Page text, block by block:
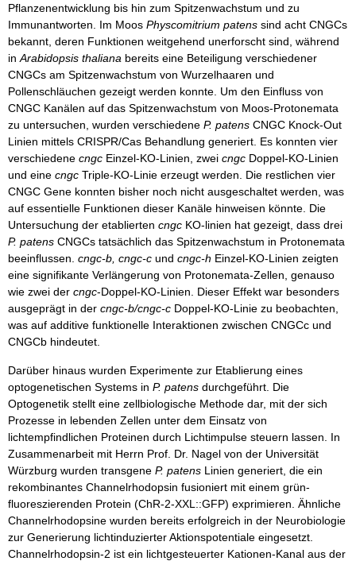
Pflanzenentwicklung bis hin zum Spitzenwachstum und zu
Immunantworten. Im Moos Physcomitrium patens sind acht CNGCs
bekannt, deren Funktionen weitgehend unerforscht sind, während
in Arabidopsis thaliana bereits eine Beteiligung verschiedener
CNGCs am Spitzenwachstum von Wurzelhaaren und
Pollenschläuchen gezeigt werden konnte. Um den Einfluss von
CNGC Kanälen auf das Spitzenwachstum von Moos-Protonemata
zu untersuchen, wurden verschiedene P. patens CNGC Knock-Out
Linien mittels CRISPR/Cas Behandlung generiert. Es konnten vier
verschiedene cngc Einzel-KO-Linien, zwei cngc Doppel-KO-Linien
und eine cngc Triple-KO-Linie erzeugt werden. Die restlichen vier
CNGC Gene konnten bisher noch nicht ausgeschaltet werden, was
auf essentielle Funktionen dieser Kanäle hinweisen könnte. Die
Untersuchung der etablierten cngc KO-linien hat gezeigt, dass drei
P. patens CNGCs tatsächlich das Spitzenwachstum in Protonemata
beeinflussen. cngc-b, cngc-c und cngc-h Einzel-KO-Linien zeigten
eine signifikante Verlängerung von Protonemata-Zellen, genauso
wie zwei der cngc-Doppel-KO-Linien. Dieser Effekt war besonders
ausgeprägt in der cngc-b/cngc-c Doppel-KO-Linie zu beobachten,
was auf additive funktionelle Interaktionen zwischen CNGCc und
CNGCb hindeutet.
Darüber hinaus wurden Experimente zur Etablierung eines
optogenetischen Systems in P. patens durchgeführt. Die
Optogenetik stellt eine zellbiologische Methode dar, mit der sich
Prozesse in lebenden Zellen unter dem Einsatz von
lichtempfindlichen Proteinen durch Lichtimpulse steuern lassen. In
Zusammenarbeit mit Herrn Prof. Dr. Nagel von der Universität
Würzburg wurden transgene P. patens Linien generiert, die ein
rekombinantes Channelrhodopsin fusioniert mit einem grün-
fluoreszierenden Protein (ChR-2-XXL::GFP) exprimieren. Ähnliche
Channelrhodopsine wurden bereits erfolgreich in der Neurobiologie
zur Generierung lichtinduzierter Aktionspotentiale eingesetzt.
Channelrhodopsin-2 ist ein lichtgesteuerter Kationen-Kanal aus der